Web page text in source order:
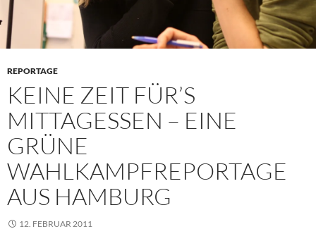
REPORTAGE
KEINE ZEIT FÜR’S
MITTAGESSEN – EINE
GRÜNE
WAHLKAMPFREPORTAGE
AUS HAMBURG
12. FEBRUAR 2011